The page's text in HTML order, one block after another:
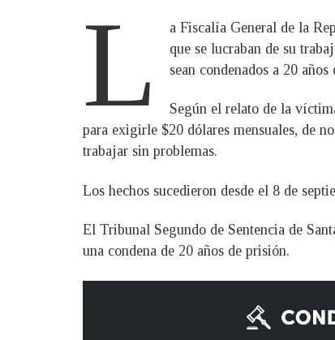
L
a Fiscalía General de la
que se lucraban de su
sean condenados a 20 años
Según el relato de la
para exigirle $20 dólares mensuales, de
trabajar sin problemas.
Los hechos sucedieron desde el 8 de
El Tribunal Segundo de Sentencia de
una condena de 20 años de prisión.